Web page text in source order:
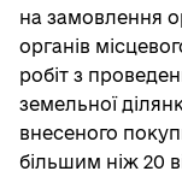
на замовлення
органів
робіт з
земельної
внесеного
більшим ніж 20